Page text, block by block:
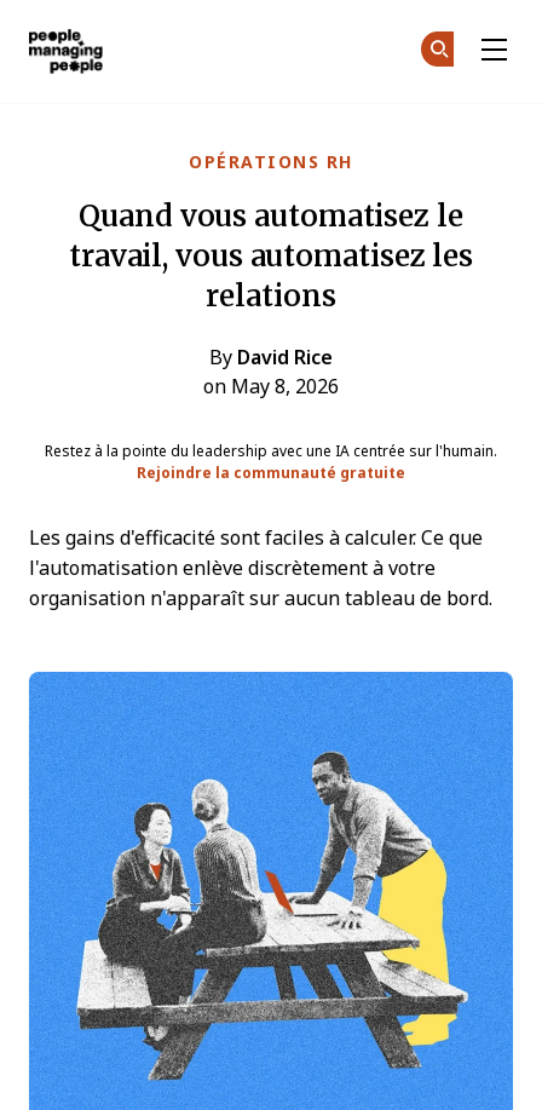
OPÉRATIONS RH
Quand vous automatisez le
travail, vous automatisez les
relations
By David Rice
on May 8, 2026
Restez à la pointe du leadership avec une IA centrée sur l'humain.
Rejoindre la communauté gratuite
Les gains d'efficacité sont faciles à calculer. Ce que
l'automatisation enlève discrètement à votre
organisation n'apparaît sur aucun tableau de bord.